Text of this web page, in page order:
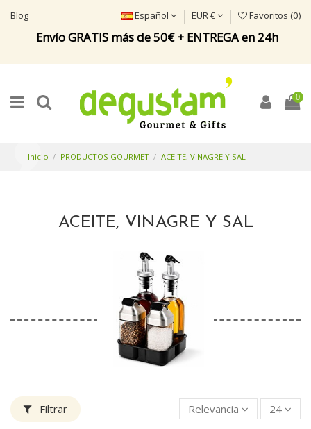
Blog
Envío GRATIS más de 50€ + ENTREGA en 24h
Español EUR € Favoritos (0)
0
Inicio PRODUCTOS GOURMET ACEITE, VINAGRE Y SAL
ACEITE, VINAGRE Y SAL
Filtrar Relevancia 24